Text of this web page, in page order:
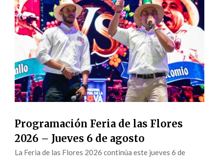
Programación Feria de las Flores
2026 – Jueves 6 de agosto
La Feria de las Flores 2026 continúa este jueves 6 de